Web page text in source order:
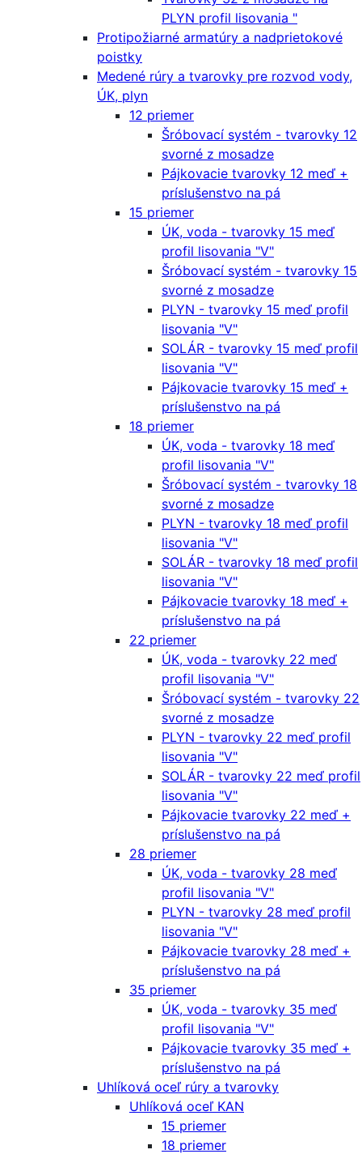
PLYN profil lisovania "
Protipožiarné armatúry a nadprietokové
poistky
Medené rúry a tvarovky pre rozvod vody,
ÚK, plyn
12 priemer
Šróbovací systém - tvarovky 12
svorné z mosadze
Pájkovacie tvarovky 12 meď +
príslušenstvo na pá
15 priemer
ÚK, voda - tvarovky 15 meď
profil lisovania "V"
Šróbovací systém - tvarovky 15
svorné z mosadze
PLYN - tvarovky 15 meď profil
lisovania "V"
SOLÁR - tvarovky 15 meď profil
lisovania "V"
Pájkovacie tvarovky 15 meď +
príslušenstvo na pá
18 priemer
ÚK, voda - tvarovky 18 meď
profil lisovania "V"
Šróbovací systém - tvarovky 18
svorné z mosadze
PLYN - tvarovky 18 meď profil
lisovania "V"
SOLÁR - tvarovky 18 meď profil
lisovania "V"
Pájkovacie tvarovky 18 meď +
príslušenstvo na pá
22 priemer
ÚK, voda - tvarovky 22 meď
profil lisovania "V"
Šróbovací systém - tvarovky 22
svorné z mosadze
PLYN - tvarovky 22 meď profil
lisovania "V"
SOLÁR - tvarovky 22 meď profil
lisovania "V"
Pájkovacie tvarovky 22 meď +
príslušenstvo na pá
28 priemer
ÚK, voda - tvarovky 28 meď
profil lisovania "V"
PLYN - tvarovky 28 meď profil
lisovania "V"
Pájkovacie tvarovky 28 meď +
príslušenstvo na pá
35 priemer
ÚK, voda - tvarovky 35 meď
profil lisovania "V"
Pájkovacie tvarovky 35 meď +
príslušenstvo na pá
Uhlíková oceľ rúry a tvarovky
Uhlíková oceľ KAN
15 priemer
18 priemer